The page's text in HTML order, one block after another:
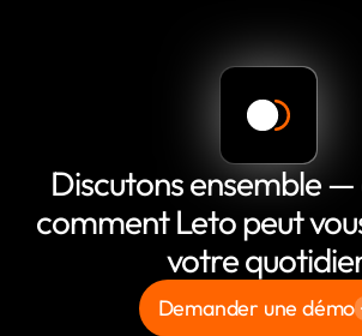
Discutons ensemble —
comment Leto peut
votre
Demander une démo